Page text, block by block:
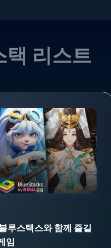
택 리스트
루스택스와 함께 즐길
임